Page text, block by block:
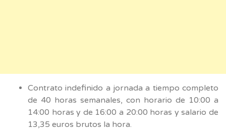
Contrato indefinido a jornada a tiempo completo
de 40 horas semanales, con horario de 10:00 a
14:00 horas y de 16:00 a 20:00 horas y salario de
13,35 euros brutos la hora.